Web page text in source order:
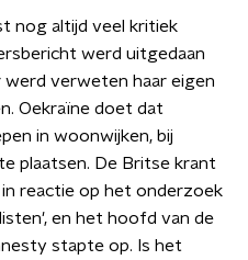
nog altijd veel kritiek
werd uitgedaan
werd verweten haar eigen
Oekraïne doet dat
in woonwijken, bij
plaatsen. De Britse krant
reactie op het onderzoek
en het hoofd van de
stapte op. Is het